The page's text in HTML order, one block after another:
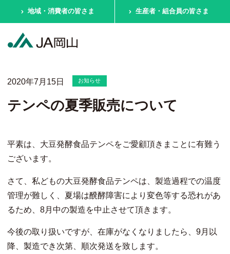
地域・消費者の皆さま 生産者・組合員の皆さま
2020年7月15日 お知らせ
テンペの夏季販売について
平素は、大豆発酵食品テンペをご愛顧頂きまことに有難う
ございます。
さて、私どもの大豆発酵食品テンペは、製造過程での温度
管理が難しく、夏場は醗酵障害により変色等する恐れがあ
るため、8月中の製造を中止させて頂きます。
今後の取り扱いですが、在庫がなくなりましたら、9月以
降、製造でき次第、順次発送を致します。